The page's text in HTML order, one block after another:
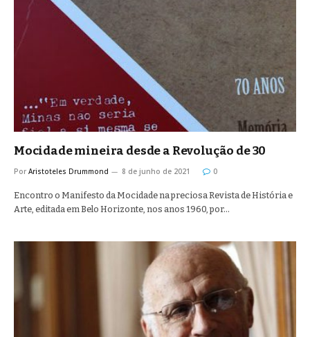
Mocidade mineira desde a Revolução de 30
Por Aristoteles Drummond 8 de junho de 2021 0
Encontro o Manifesto da Mocidade na preciosa Revista de História e
Arte, editada em Belo Horizonte, nos anos 1960, por…